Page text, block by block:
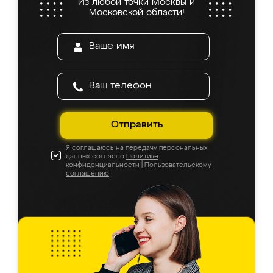
Из любой точки Москвы и
Московской области!
Отправить
Я соглашаюсь на передачу персональных
данных согласно Политике
конфиденциальности
Пользовательскому
соглашению